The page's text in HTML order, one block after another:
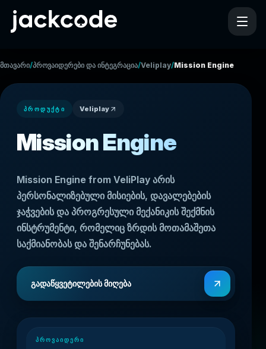
მთავარი/პროვაიდერები და ინტეგრაცია/Veliplay/Mission Engine
ᲞᲠᲝᲓᲣᲥᲢᲘ Veliplay
Mission Engine
Mission Engine from VeliPlay არის
პერსონალიზებული მისიების, დავალებების
ჯაჭვების და პროგრესული მექანიკის შექმნის
ინსტრუმენტი, რომელიც ზრდის მოთამაშეთა
საქმიანობას და შენარჩუნებას.
გადაწყვეტილების მიღება
ᲞᲠᲝᲕᲐᲘᲓᲔᲠᲘ